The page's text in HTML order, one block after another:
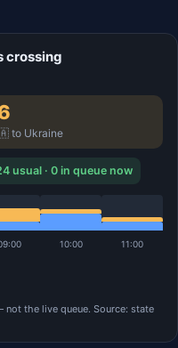
crossing
to Ukraine
usual · 0 in queue now
10:00 11:00
the live queue. Source: state